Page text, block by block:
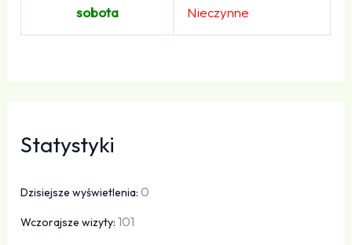
sobota Nieczynne
Statystyki
Dzisiejsze wyświetlenia: 0
Wczorajsze wizyty:101